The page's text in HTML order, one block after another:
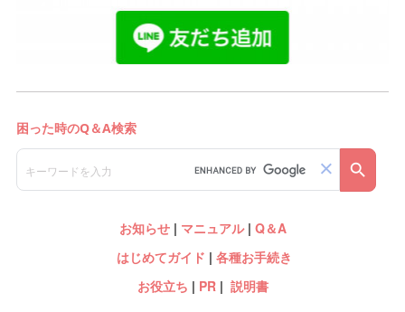
お知らせ| マニュアル| Q＆A
はじめてガイド | 各種お手続き
お役立ち | PR| 説明書